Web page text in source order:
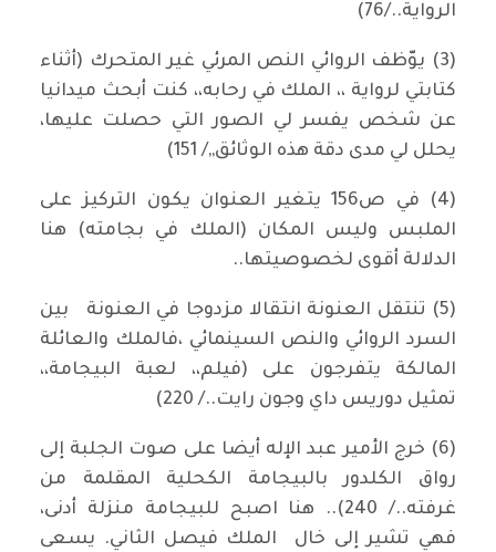
الرواية../76)
(3) يوّظف الروائي النص المرئي غير المتحرك (أثناء
كتابتي لرواية ،، الملك في رحابه،، كنت أبحث ميدانيا
عن شخص يفسر لي الصور التي حصلت عليها،
يحلل لي مدى دقة هذه الوثائق,,/ 151)
(4) في ص156 يتغير العنوان يكون التركيز على
الملبس وليس المكان (الملك في بجامته) هنا
الدلالة أقوى لخصوصيتها..
(5) تنتقل العنونة انتقالا مزدوجا في العنونة بين
السرد الروائي والنص السينمائي ،فالملك والعائلة
المالكة يتفرجون على (فيلم،، لعبة البيجامة،،
تمثيل دوريس داي وجون رايت../ 220)
(6) خرج الأمير عبد الإله أيضا على صوت الجلبة إلى
رواق الكلدور بالبيجامة الكحلية المقلمة من
غرفته../ 240).. هنا اصبح للبيجامة منزلة أدنى،
فهي تشير إلى خال الملك فيصل الثاني. يسعى